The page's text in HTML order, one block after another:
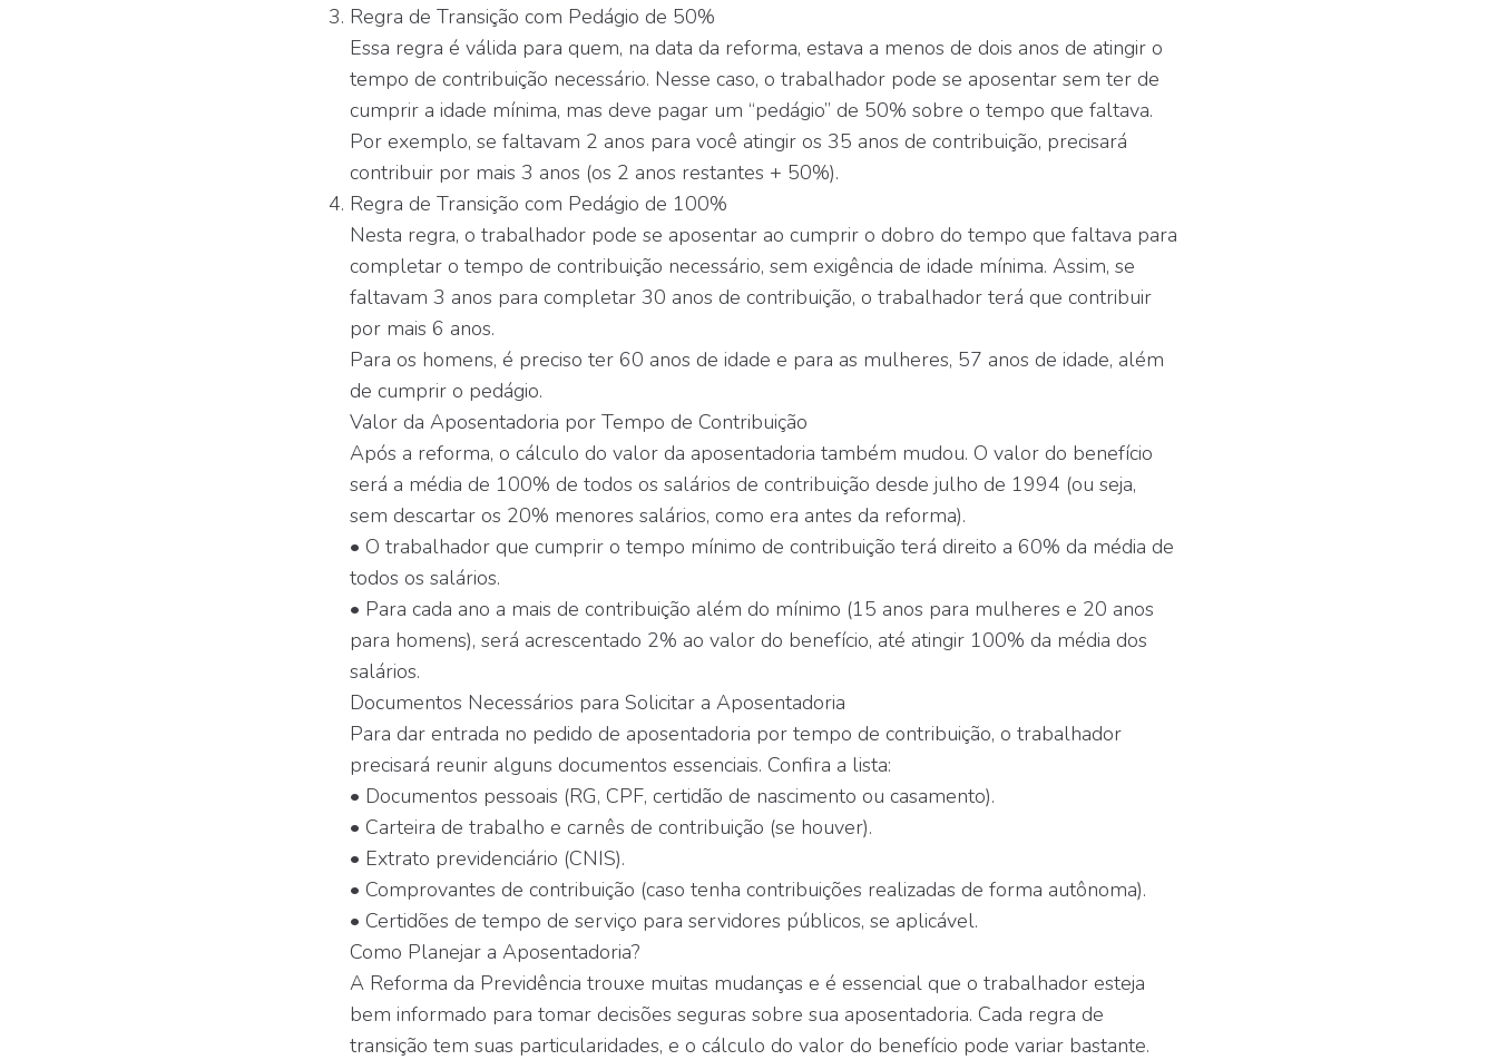
Regra de Transição com Pedágio de 50%
Essa regra é válida para quem, na data da reforma, estava a menos de dois anos de atingir o
tempo de contribuição necessário. Nesse caso, o trabalhador pode se aposentar sem ter de
cumprir a idade mínima, mas deve pagar um “pedágio” de 50% sobre o tempo que faltava.
Por exemplo, se faltavam 2 anos para você atingir os 35 anos de contribuição, precisará
contribuir por mais 3 anos (os 2 anos restantes + 50%).
Regra de Transição com Pedágio de 100%
Nesta regra, o trabalhador pode se aposentar ao cumprir o dobro do tempo que faltava para
completar o tempo de contribuição necessário, sem exigência de idade mínima. Assim, se
faltavam 3 anos para completar 30 anos de contribuição, o trabalhador terá que contribuir
por mais 6 anos.
Para os homens, é preciso ter 60 anos de idade e para as mulheres, 57 anos de idade, além
de cumprir o pedágio.
Valor da Aposentadoria por Tempo de Contribuição
Após a reforma, o cálculo do valor da aposentadoria também mudou. O valor do benefício
será a média de 100% de todos os salários de contribuição desde julho de 1994 (ou seja,
sem descartar os 20% menores salários, como era antes da reforma).
• O trabalhador que cumprir o tempo mínimo de contribuição terá direito a 60% da média de
todos os salários.
• Para cada ano a mais de contribuição além do mínimo (15 anos para mulheres e 20 anos
para homens), será acrescentado 2% ao valor do benefício, até atingir 100% da média dos
salários.
Documentos Necessários para Solicitar a Aposentadoria
Para dar entrada no pedido de aposentadoria por tempo de contribuição, o trabalhador
precisará reunir alguns documentos essenciais. Confira a lista:
• Documentos pessoais (RG, CPF, certidão de nascimento ou casamento).
• Carteira de trabalho e carnês de contribuição (se houver).
• Extrato previdenciário (CNIS).
• Comprovantes de contribuição (caso tenha contribuições realizadas de forma autônoma).
• Certidões de tempo de serviço para servidores públicos, se aplicável.
Como Planejar a Aposentadoria?
A Reforma da Previdência trouxe muitas mudanças e é essencial que o trabalhador esteja
bem informado para tomar decisões seguras sobre sua aposentadoria. Cada regra de
transição tem suas particularidades, e o cálculo do valor do benefício pode variar bastante.